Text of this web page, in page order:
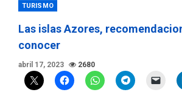
TURISMO
Las islas Azores,
conocer
abril 17, 2023 2680